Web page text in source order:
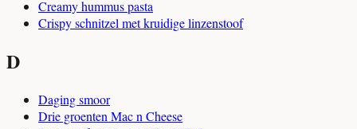
Creamy hummus pasta
Crispy schnitzel met kruidige linzenstoof
D
Daging smoor
Drie groenten Mac n Cheese